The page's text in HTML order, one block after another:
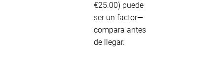
€25.00) puede
ser un factor—
compara antes
de llegar.